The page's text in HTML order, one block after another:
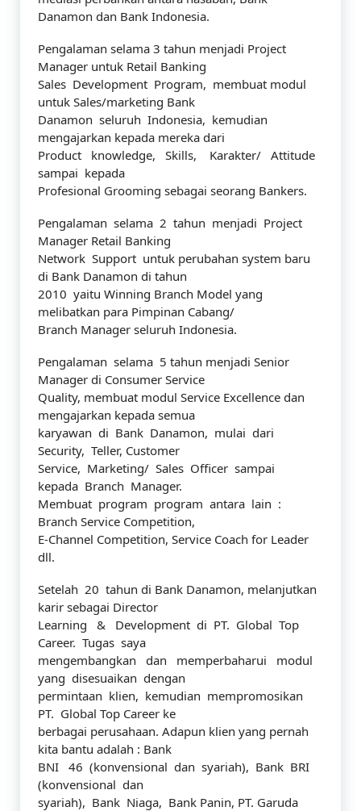
Danamon dan Bank Indonesia.
Pengalaman selama 3 tahun menjadi Project
Manager untuk Retail Banking
Sales Development Program, membuat modul
untuk Sales/marketing Bank
Danamon seluruh Indonesia, kemudian
mengajarkan kepada mereka dari
Product knowledge, Skills, Karakter/ Attitude
sampai kepada
Profesional Grooming sebagai seorang Bankers.
Pengalaman selama 2 tahun menjadi Project
Manager Retail Banking
Network Support untuk perubahan system baru
di Bank Danamon di tahun
2010 yaitu Winning Branch Model yang
melibatkan para Pimpinan Cabang/
Branch Manager seluruh Indonesia.
Pengalaman selama 5 tahun menjadi Senior
Manager di Consumer Service
Quality, membuat modul Service Excellence dan
mengajarkan kepada semua
karyawan di Bank Danamon, mulai dari
Security, Teller, Customer
Service, Marketing/ Sales Officer sampai
kepada Branch Manager.
Membuat program program antara lain :
Branch Service Competition,
E-Channel Competition, Service Coach for Leader
dll.
Setelah 20 tahun di Bank Danamon, melanjutkan
karir sebagai Director
Learning & Development di PT. Global Top
Career. Tugas saya
mengembangkan dan memperbaharui modul
yang disesuaikan dengan
permintaan klien, kemudian mempromosikan
PT. Global Top Career ke
berbagai perusahaan. Adapun klien yang pernah
kita bantu adalah : Bank
BNI 46 (konvensional dan syariah), Bank BRI
(konvensional dan
syariah), Bank Niaga, Bank Panin, PT. Garuda